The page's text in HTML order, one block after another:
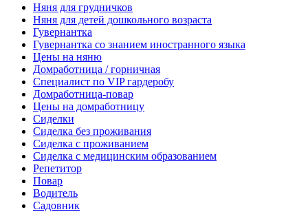
Няня для грудничков
Няня для детей дошкольного возраста
Гувернантка
Гувернантка со знанием иностранного языка
Цены на няню
Домработница / горничная
Cпециалист по VIP гардеробу
Домработница-повар
Цены на домработницу
Сиделки
Сиделка без проживания
Сиделка с проживанием
Сиделка с медицинским образованием
Репетитор
Повар
Водитель
Садовник